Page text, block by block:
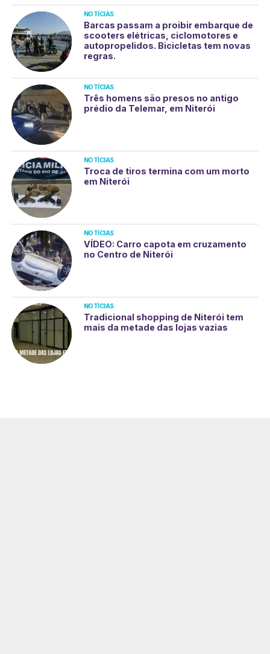
NOTÍCIAS
Barcas passam a proibir embarque de
scooters elétricas, ciclomotores e
autopropelidos. Bicicletas tem novas
regras.
NOTÍCIAS
Três homens são presos no antigo
prédio da Telemar, em Niterói
NOTÍCIAS
Troca de tiros termina com um morto
em Niterói
NOTÍCIAS
VÍDEO: Carro capota em cruzamento
no Centro de Niterói
NOTÍCIAS
Tradicional shopping de Niterói tem
mais da metade das lojas vazias